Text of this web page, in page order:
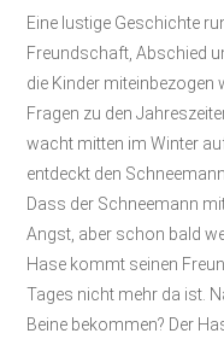
Eine lustige Geschichte
Freundschaft, Abschied
die Kinder miteinbezogen
Fragen zu den
wacht mitten im Winter
entdeckt den
Dass der Schneemann
Angst, aber schon bald
Hase kommt seinen
Tages nicht mehr da ist.
Beine bekommen? Der